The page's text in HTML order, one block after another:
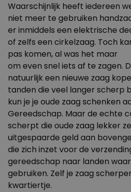
Waarschijnlijk heeft iedereen
niet meer te gebruiken
er inmiddels een elektrische
of zelfs een cirkelzaag. Toch
pas komen, al was het maar
om even snel iets af te zagen.
natuurlijk een nieuwe zaag
tanden die veel langer scherp
kun je je oude zaag schenken
Gereedschap. Maar de echte
scherpt die oude zaag lekker
uitgespaarde geld aan
die zich inzet voor de
gereedschap naar landen
gebruiken. Zelf je zaag
kwartiertje.